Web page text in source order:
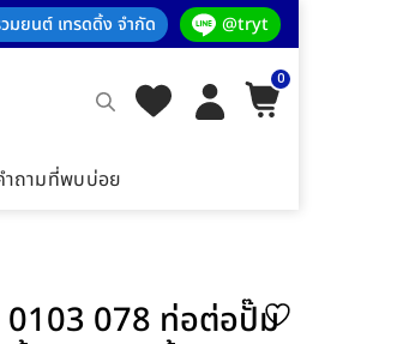
มยนต์ เทรดดิ้ง จำกัด @tryt
0
ำถามที่พบบ่อย
0103 078 ท่อต่อปั๊ม